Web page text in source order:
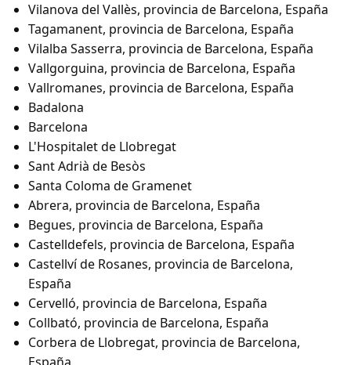
Vilanova del Vallès, provincia de Barcelona, España
Tagamanent, provincia de Barcelona, España
Vilalba Sasserra, provincia de Barcelona, España
Vallgorguina, provincia de Barcelona, España
Vallromanes, provincia de Barcelona, España
Badalona
Barcelona
L'Hospitalet de Llobregat
Sant Adrià de Besòs
Santa Coloma de Gramenet
Abrera, provincia de Barcelona, España
Begues, provincia de Barcelona, España
Castelldefels, provincia de Barcelona, España
Castellví de Rosanes, provincia de Barcelona,
España
Cervelló, provincia de Barcelona, España
Collbató, provincia de Barcelona, España
Corbera de Llobregat, provincia de Barcelona,